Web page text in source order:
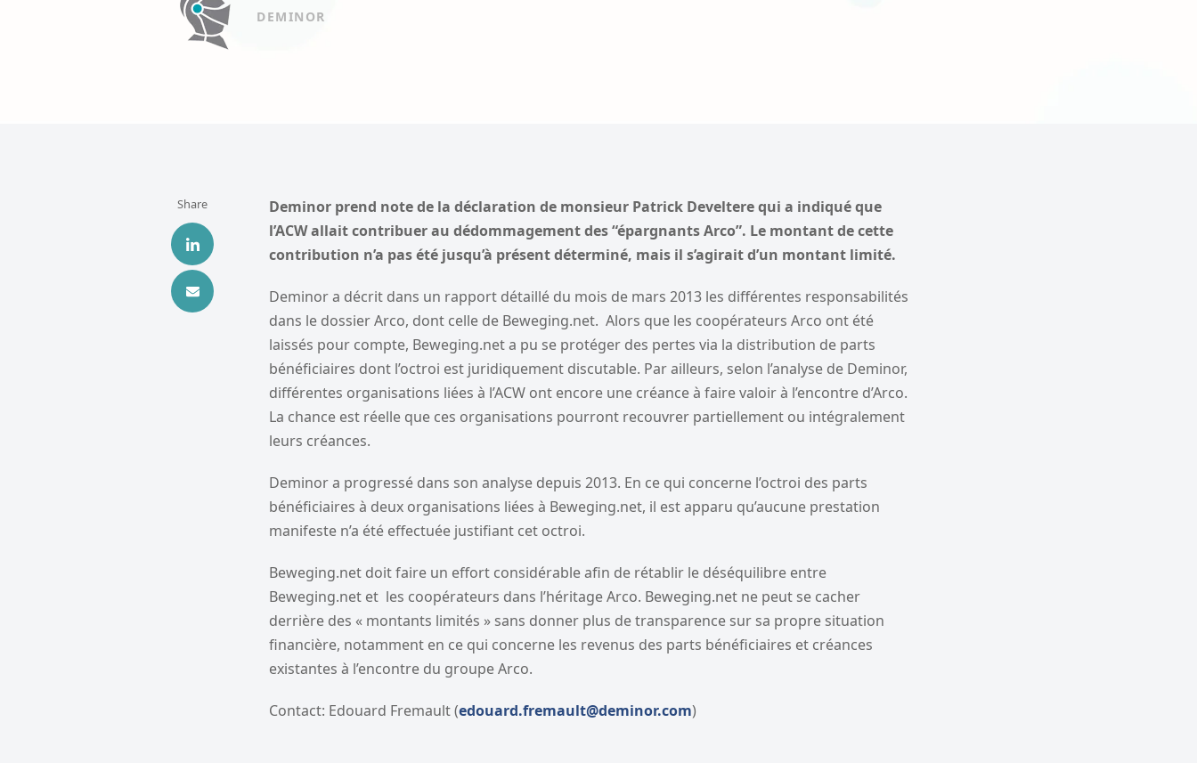
DEMINOR
Share
Deminor prend note de la déclaration de monsieur Patrick Develtere qui a indiqué que
l’ACW allait contribuer au dédommagement des “épargnants Arco”. Le montant de cette
contribution n’a pas été jusqu’à présent déterminé, mais il s’agirait d’un montant limité.
Deminor a décrit dans un rapport détaillé du mois de mars 2013 les différentes responsabilités
dans le dossier Arco, dont celle de Beweging.net. Alors que les coopérateurs Arco ont été
laissés pour compte, Beweging.net a pu se protéger des pertes via la distribution de parts
bénéficiaires dont l’octroi est juridiquement discutable. Par ailleurs, selon l’analyse de Deminor,
différentes organisations liées à l’ACW ont encore une créance à faire valoir à l’encontre d’Arco.
La chance est réelle que ces organisations pourront recouvrer partiellement ou intégralement
leurs créances.
Deminor a progressé dans son analyse depuis 2013. En ce qui concerne l’octroi des parts
bénéficiaires à deux organisations liées à Beweging.net, il est apparu qu’aucune prestation
manifeste n’a été effectuée justifiant cet octroi.
Beweging.net doit faire un effort considérable afin de rétablir le déséquilibre entre
Beweging.net et les coopérateurs dans l’héritage Arco. Beweging.net ne peut se cacher
derrière des « montants limités » sans donner plus de transparence sur sa propre situation
financière, notamment en ce qui concerne les revenus des parts bénéficiaires et créances
existantes à l’encontre du groupe Arco.
Contact: Edouard Fremault (edouard.fremault@deminor.com)